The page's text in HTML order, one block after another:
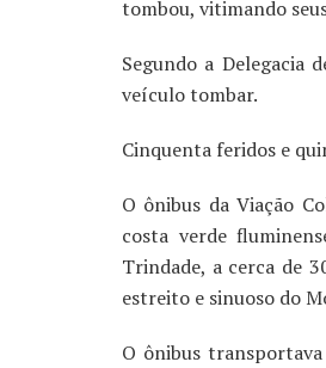
tombou, vitimando
Segundo a Delegacia
veículo tombar.
Cinquenta feridos e
O ônibus da Viação
costa verde
Trindade, a cerca de
estreito e sinuoso do
O ônibus